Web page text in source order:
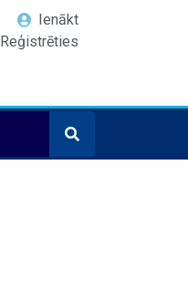
Ienākt
Reģistrēties